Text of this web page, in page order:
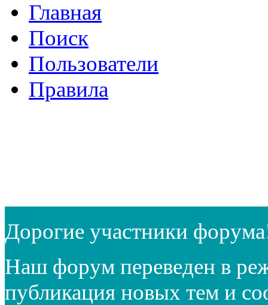
Главная
Поиск
Пользователи
Правила
Дорогие участники
Наш форум переведен в
публикация новых тем и